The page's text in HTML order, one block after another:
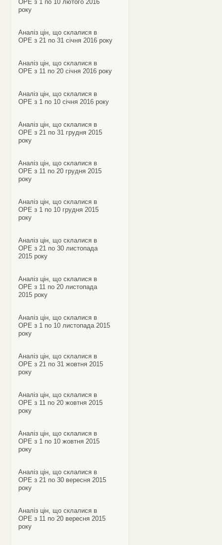
ОРЕ з 1 по 10 лютого 2016
року
Аналіз цін, що склалися в
ОРЕ з 21 по 31 січня 2016 року
Аналіз цін, що склалися в
ОРЕ з 11 по 20 січня 2016 року
Аналіз цін, що склалися в
ОРЕ з 1 по 10 січня 2016 року
Аналіз цін, що склалися в
ОРЕ з 21 по 31 грудня 2015
року
Аналіз цін, що склалися в
ОРЕ з 11 по 20 грудня 2015
року
Аналіз цін, що склалися в
ОРЕ з 1 по 10 грудня 2015
року
Аналіз цін, що склалися в
ОРЕ з 21 по 30 листопада
2015 року
Аналіз цін, що склалися в
ОРЕ з 11 по 20 листопада
2015 року
Аналіз цін, що склалися в
ОРЕ з 1 по 10 листопада 2015
року
Аналіз цін, що склалися в
ОРЕ з 21 по 31 жовтня 2015
року
Аналіз цін, що склалися в
ОРЕ з 11 по 20 жовтня 2015
року
Аналіз цін, що склалися в
ОРЕ з 1 по 10 жовтня 2015
року
Аналіз цін, що склалися в
ОРЕ з 21 по 30 вересня 2015
року
Аналіз цін, що склалися в
ОРЕ з 11 по 20 вересня 2015
року